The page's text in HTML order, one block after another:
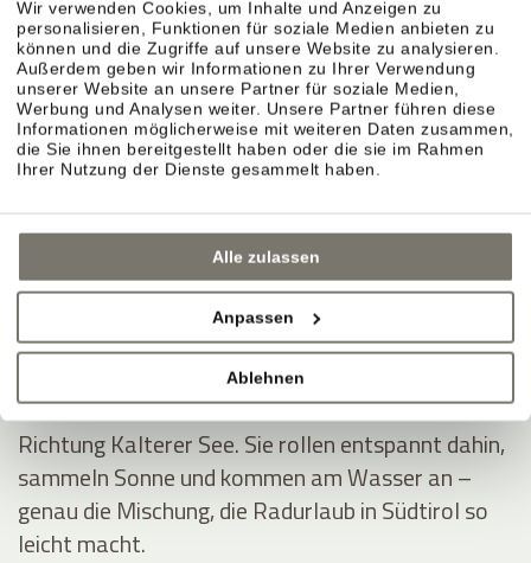
Wir verwenden Cookies, um Inhalte und Anzeigen zu
personalisieren, Funktionen für soziale Medien anbieten zu
können und die Zugriffe auf unsere Website zu analysieren.
Außerdem geben wir Informationen zu Ihrer Verwendung
unserer Website an unsere Partner für soziale Medien,
Werbung und Analysen weiter. Unsere Partner führen diese
Informationen möglicherweise mit weiteren Daten zusammen,
die Sie ihnen bereitgestellt haben oder die sie im Rahmen
Ihrer Nutzung der Dienste gesammelt haben.
Alle zulassen
Anpassen
Ablehnen
Montiggler Seen – erst radeln, dann ins Wasser.
Wenn Sie im Radurlaub ein klares Ziel möchten,
sind die Montiggler Seen ideal: Sie fahren sich aus,
springen danach ins kühle Wasser und spüren
sofort dieses Sommerurlaubsgefühl – besonders
an heißen Tagen.
Kalterer See – durch Weinberge ins Südtirol-
Die Klassiker-Route führt durch die Rebreihen
Richtung Kalterer See. Sie rollen entspannt dahin,
sammeln Sonne und kommen am Wasser an –
genau die Mischung, die Radurlaub in Südtirol so
leicht macht.